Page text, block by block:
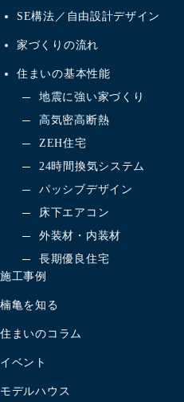
SE構法／自由設計デザイン
家づくりの流れ
住まいの基本性能
地震に強い家づくり
高気密高断熱
ZEH住宅
24時間換気システム
パッシブデザイン
床下エアコン
外装材・内装材
長期優良住宅
施工事例
楠亀を知る
住まいのコラム
イベント
モデルハウス